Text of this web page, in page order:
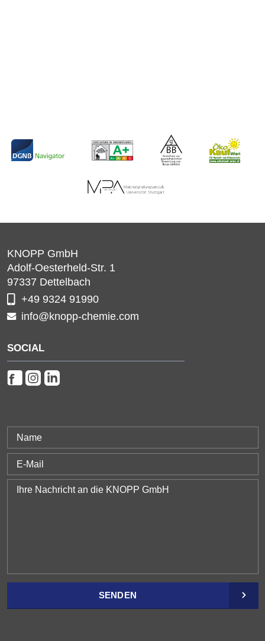
KNOPP GmbH
Adolf-Oesterheld-Str. 1
97337 Dettelbach
+49 9324 91990
info@knopp-chemie.com
SOCIAL
SENDEN